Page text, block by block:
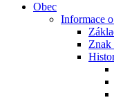
Obec
Informace
Znak